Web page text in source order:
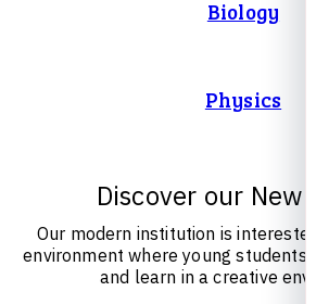
Biology
Physics
Discover our New
Our modern institution is intereste
environment where young students
and learn in a creative env